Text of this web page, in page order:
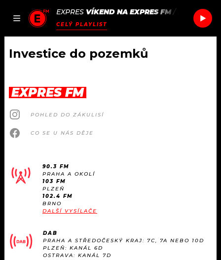
JAK
SEZNAM.CZ
EXPRES VÍKEND NA EXPRES FM/
CELÝ PLAYLIST
DOMŮ
ČLÁNKY
AKTUÁLNĚ
ROZHOVORY
#NEBUDUDOMA
KVÍZY
PODCASTY
RÁDIO
APLIKACE
PROGRAM
PLAYLIST
SOUTĚŽE
Investice do pozemků
EXPRES FM
POHLED DO ZÁKULISÍ
CO SE U NÁS DĚJE
90.3 FM
PRAHA A OKOLÍ
103 FM
PLZEŇ
102.4 FM
BRNO
DALŠÍ VYSÍLAČE
DAB
PRAHA A STŘEDOČESKÝ KRAJ: 7C, 7A NEBO 10D
PLZEŇ: KANÁL 6D
OSTRAVA: KANÁL 7D